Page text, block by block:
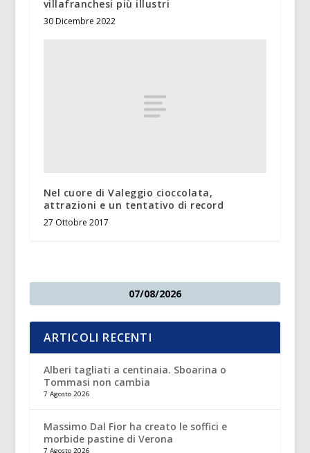
villafranchesi più illustri
30 Dicembre 2022
Nel cuore di Valeggio cioccolata,
attrazioni e un tentativo di record
27 Ottobre 2017
07/08/2026
ARTICOLI RECENTI
Alberi tagliati a centinaia. Sboarina o
Tommasi non cambia
7 Agosto 2026
Massimo Dal Fior ha creato le soffici e
morbide pastine di Verona
7 Agosto 2026